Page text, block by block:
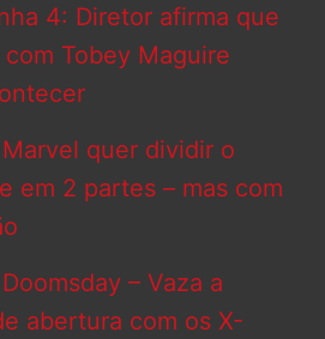
4: Diretor afirma que
Tobey Maguire
quer dividir o
em 2 partes – mas com
– Vaza a
abertura com os X-